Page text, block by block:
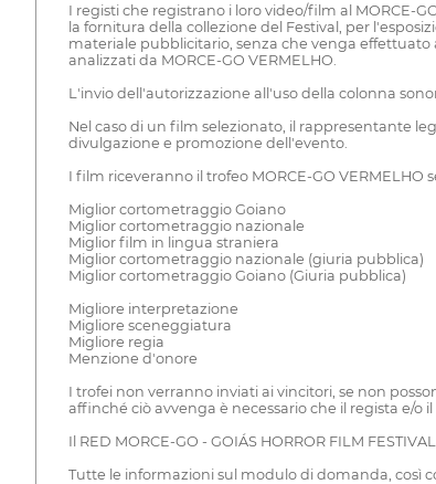
I registi che registrano i loro video/film al MORCE-
la fornitura della collezione del Festival, per
materiale pubblicitario, senza che venga
analizzati da MORCE-GO VERMELHO.
L'invio dell'autorizzazione all'uso della colonna
Nel caso di un film selezionato, il rappresentante
divulgazione e promozione dell'evento.
I film riceveranno il trofeo MORCE-GO VERMELHO
Miglior cortometraggio Goiano
Miglior cortometraggio nazionale
Miglior film in lingua straniera
Miglior cortometraggio nazionale (giuria pubblica)
Miglior cortometraggio Goiano (Giuria pubblica)
Migliore interpretazione
Migliore sceneggiatura
Migliore regia
Menzione d'onore
I trofei non verranno inviati ai vincitori, se non
affinché ciò avvenga è necessario che il regista e/
Il RED MORCE-GO - GOIÁS HORROR FILM
Tutte le informazioni sul modulo di domanda, così